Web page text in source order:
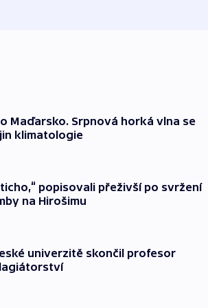
Maďarsko. Srpnová horká vlna se
klimatologie
ticho,“ popisovali přeživší po svržení
na Hirošimu
univerzitě skončil profesor